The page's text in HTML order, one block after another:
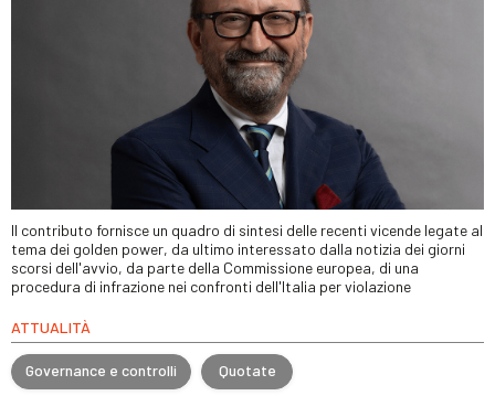
Il contributo fornisce un quadro di sintesi delle recenti vicende legate al
tema dei golden power, da ultimo interessato dalla notizia dei giorni
scorsi dell'avvio, da parte della Commissione europea, di una
procedura di infrazione nei confronti dell'Italia per violazione
ATTUALITÀ
Governance e controlli Quotate